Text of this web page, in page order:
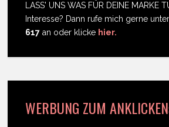
LASS' UNS WAS FÜR DEINE MARKE
Interesse? Dann rufe mich gerne unter
617 an oder klicke hier.
WERBUNG ZUM